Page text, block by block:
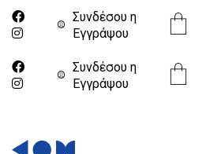
Συνδέσου η
Eγγράψου
Συνδέσου η
Eγγράψου